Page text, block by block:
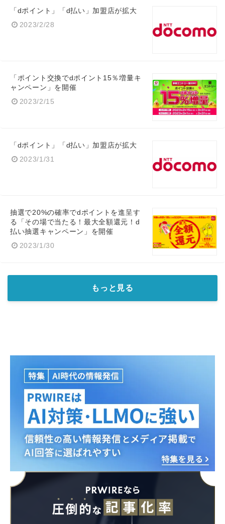
「dポイント」「d払い」加盟店が拡大
2023/2/28
「ポイント交換でdポイント15％増量キ
ャンペーン」を開催
2023/2/15
「dポイント」「d払い」加盟店が拡大
2023/1/31
抽選で20%の確率でdポイントを進呈す
る「その場で当たる！最大全額還元！d
払い抽選キャンペーン」を開催
2023/1/30
もっと見る